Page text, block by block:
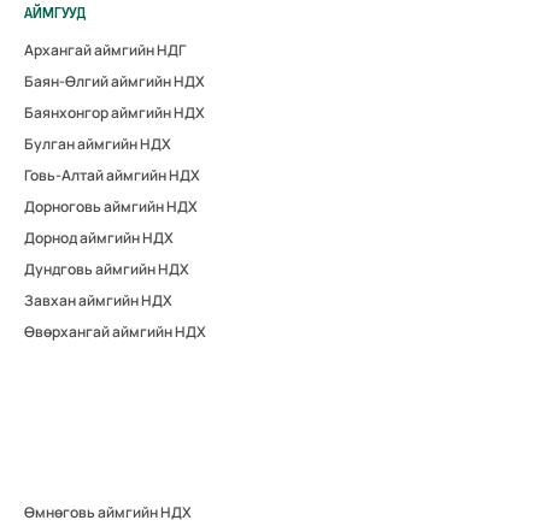
АЙМГУУД
Архангай аймгийн НДГ
Баян-Өлгий аймгийн НДХ
Баянхонгор аймгийн НДХ
Булган аймгийн НДХ
Говь-Алтай аймгийн НДХ
Дорноговь аймгийн НДХ
Дорнод аймгийн НДХ
Дундговь аймгийн НДХ
Завхан аймгийн НДХ
Өвөрхангай аймгийн НДХ
Өмнөговь аймгийн НДХ